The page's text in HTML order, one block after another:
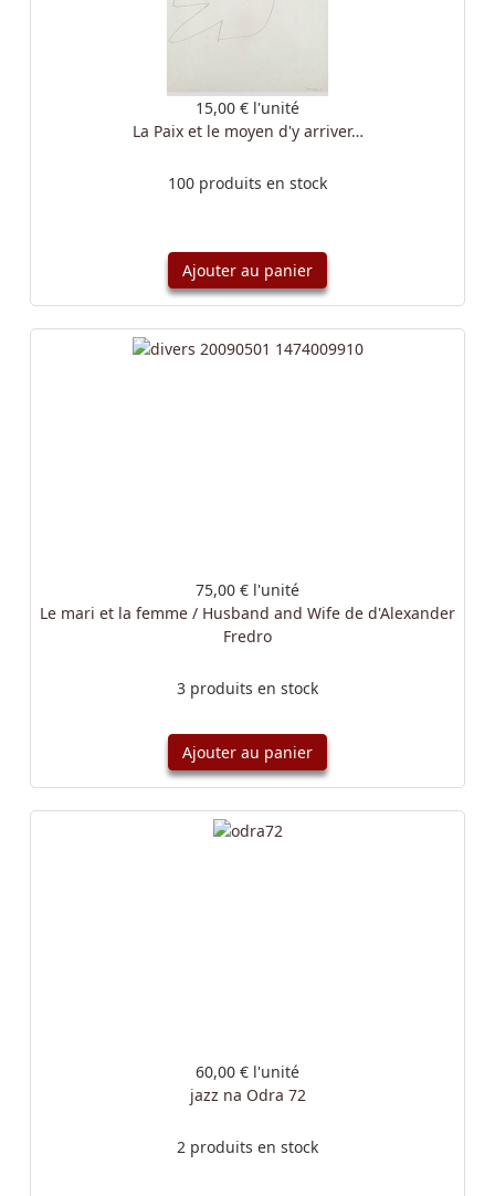
15,00 € l'unité
La Paix et le moyen d'y arriver…
100 produits en stock
Ajouter au panier
75,00 € l'unité
Le mari et la femme / Husband and Wife de d'Alexander
Fredro
3 produits en stock
Ajouter au panier
60,00 € l'unité
jazz na Odra 72
2 produits en stock